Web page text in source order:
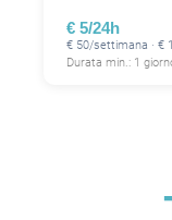
€ 5/24h
€ 50/settimana · €
Durata min.: 1